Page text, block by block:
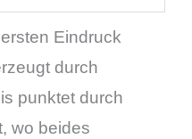
Eindruck
durch
punktet durch
wo beides